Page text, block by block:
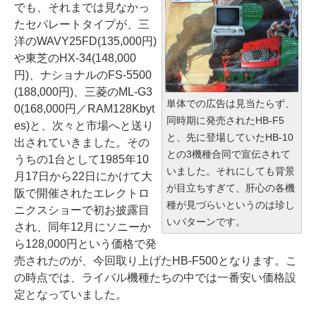
単体での広告は見当たらず、
同時期に発売されたHB-F5
と、先に登場していたHB-10
との3機種合同で宣伝されて
いました。それにしても背景
が目立ちすぎて、肝心の各機
種が見づらいというのは珍し
いパターンです。
でも、それまでは見なかっ
たセパレートタイプが、三
洋のWAVY25FD(135,000円)
や東芝のHX-34(148,000
円)、ナショナルのFS-5500
(188,000円)、三菱のML-G3
0(168,000円／RAM128Kbyt
es)と、次々と市場へと送り
出されていきました。その
うちの1台として1985年10
月17日から22日にかけて大
阪で開催されたエレクトロ
ニクスショーで初お披露目
され、同年12月にソニーか
ら128,000円という価格で発
売されたのが、今回取り上げたHB-F500となります。こ
の時点では、ライバル機種たちの中では一番安い価格設
定となっていました。